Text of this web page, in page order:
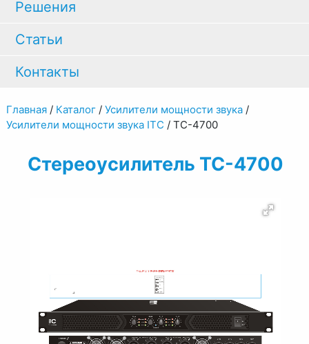
Решения
Статьи
Контакты
Главная/ Каталог/ Усилители мощности звука/
Усилители мощности звука ITC / TC-4700
Стереоусилитель TC-4700